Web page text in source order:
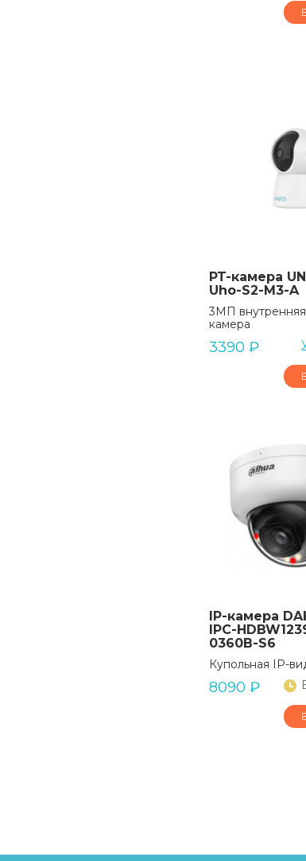
PT-камера
Uho-S2-M3-A
3МП
камера
3390 ₽
IP-камера
IPC-
0360B-S6
Купольная IP-
8090 ₽